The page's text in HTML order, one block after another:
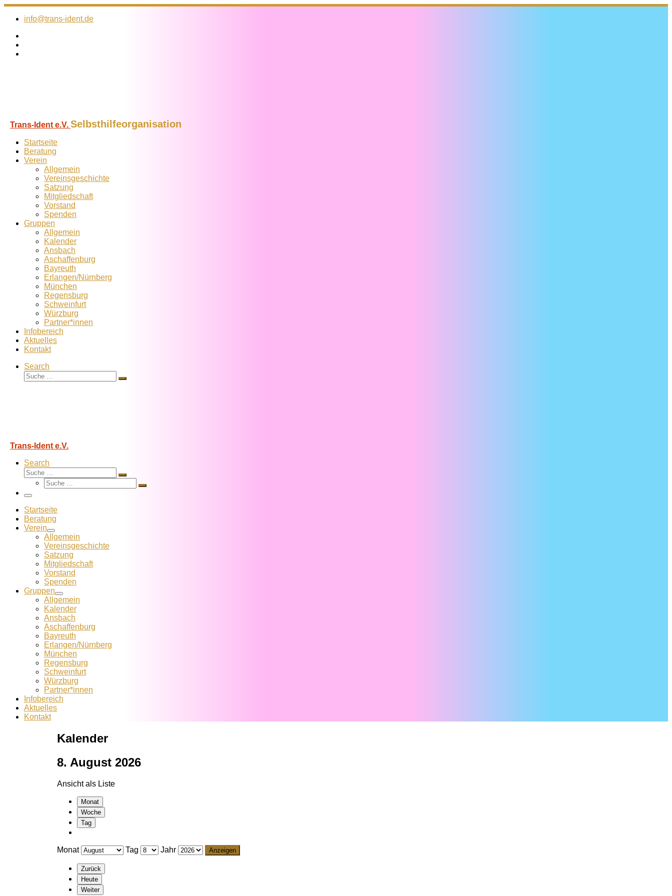
Zum
Inhalt
info@trans-ident.de
Trans-Ident e.V. Selbsthilfeorganisation
Startseite
Beratung
Verein
Allgemein
Vereins­geschichte
Satzung
Mitglied­schaft
Vorstand
Spenden
Gruppen
Allgemein
Kalender
Ansbach
Aschaffenburg
Bayreuth
Erlangen/Nürnberg
München
Regensburg
Schweinfurt
Würzburg
Partner*innen
Infobereich
Aktuelles
Kontakt
Search
Suche
Suche
Trans-Ident e.V.
Search
Suche
Suche
Suche
Suche
Menü
Startseite
Beratung
Verein
Allgemein
Vereins­geschichte
Satzung
Mitglied­schaft
Vorstand
Spenden
Gruppen
Allgemein
Kalender
Ansbach
Aschaffenburg
Bayreuth
Erlangen/Nürnberg
München
Regensburg
Schweinfurt
Würzburg
Partner*innen
Infobereich
Aktuelles
Kontakt
Kalender
8. August 2026
Ansicht als Liste
Monat
Woche
Tag
Monat Tag Jahr
Zurück
Heute
Weiter